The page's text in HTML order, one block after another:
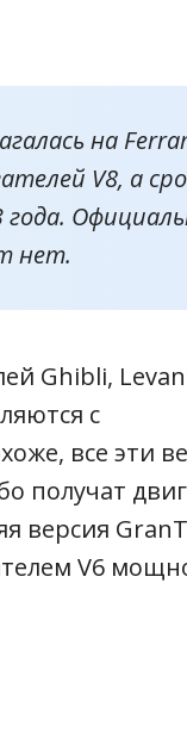
на
V8, а
нет.
Ghibli,
с
все эти
получат
версия
V6